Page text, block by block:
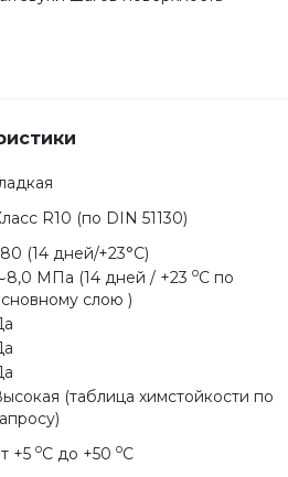
R10 (по DIN 51130)
(14 дней/+23°C)
МПа (14 дней / +23 oС по
слою )
(таблица химстойкости по
+5 oС до +50 oС